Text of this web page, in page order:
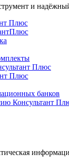
и
Плюс
Плюс
Плюс
банков
Консультант